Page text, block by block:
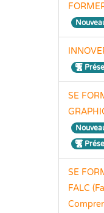
SE
SE
FALC